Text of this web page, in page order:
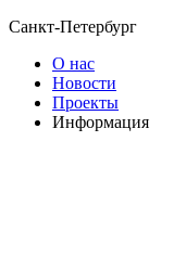
Санкт-Петербург
О нас
Новости
Проекты
Информация